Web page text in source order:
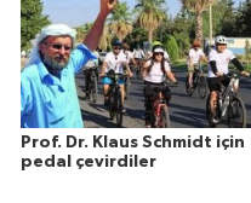
Prof. Dr. Klaus Schmidt için
pedal çevirdiler